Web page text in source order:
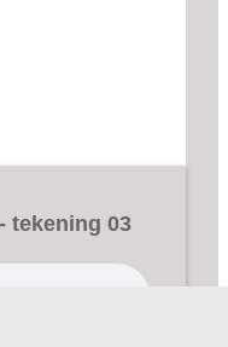
tekening 03